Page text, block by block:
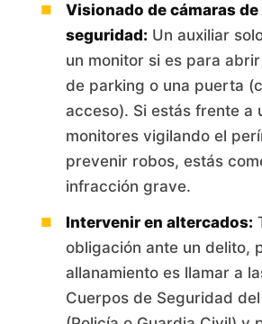
Visionado de cámaras de
seguridad: Un auxiliar
un monitor si es para
de parking o una puerta
acceso). Si estás frente a
monitores vigilando el
prevenir robos, estás
infracción grave.
Intervenir en altercados:
obligación ante un delito,
allanamiento es llamar a
Cuerpos de Seguridad